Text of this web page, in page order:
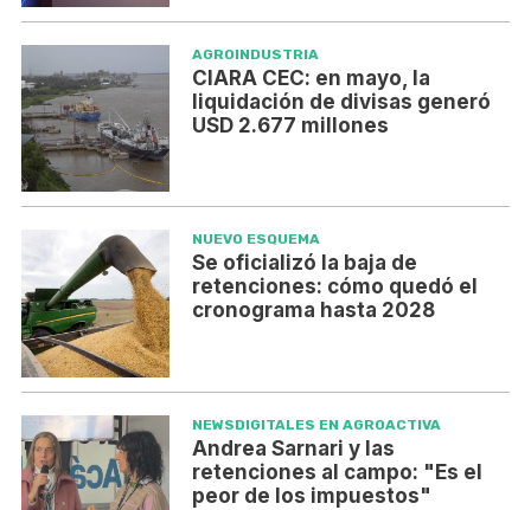
AGROINDUSTRIA
CIARA CEC: en mayo, la
liquidación de divisas generó
USD 2.677 millones
NUEVO ESQUEMA
Se oficializó la baja de
retenciones: cómo quedó el
cronograma hasta 2028
NEWSDIGITALES EN AGROACTIVA
Andrea Sarnari y las
retenciones al campo: "Es el
peor de los impuestos"